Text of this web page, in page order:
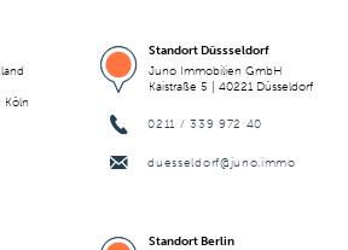
Köln
Standort Düssseldorf
Juno Immobilien GmbH
Kaistraße 5 | 40221 Düsseldorf
0211 / 339 972 40
duesseldorf@juno.immo
Standort Berlin